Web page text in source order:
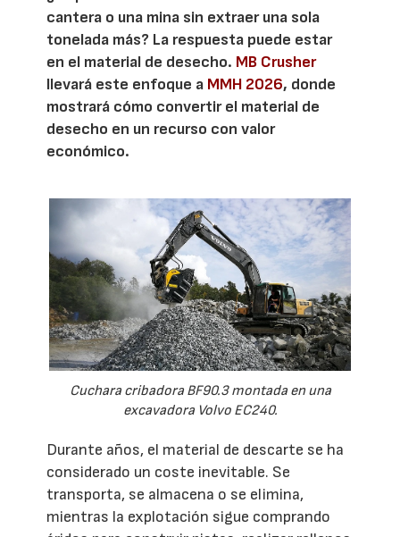
cantera o una mina sin extraer una sola
tonelada más? La respuesta puede estar
en el material de desecho. MB Crusher
llevará este enfoque a MMH 2026, donde
mostrará cómo convertir el material de
desecho en un recurso con valor
económico.
Cuchara cribadora BF90.3 montada en una
excavadora Volvo EC240.
Durante años, el material de descarte se ha
considerado un coste inevitable. Se
transporta, se almacena o se elimina,
mientras la explotación sigue comprando